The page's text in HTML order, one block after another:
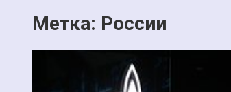
Метка: России